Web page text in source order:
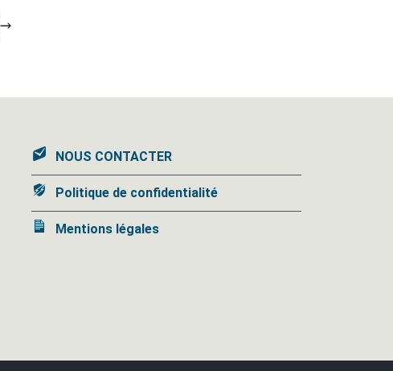
NOUS CONTACTER
Politique de confidentialité
Mentions légales